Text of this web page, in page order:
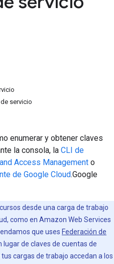
servicio
enumerar y obtener claves
la consola, la CLI de
Access Management o
de Google Cloud.Google
desde una carga de trabajo
como en Amazon Web Services
que uses Federación de
lugar de claves de cuentas de
cargas de trabajo accedan a los